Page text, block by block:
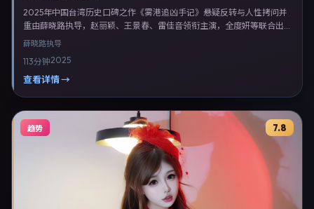
2025年中国台湾历史口碑之作《雾港追凶手记》悬疑反转与人性拷问并
重由薛晓路执导，赵丽颖、王景春、雷佳音领衔主演，全度妍等联合出
演。剧情以历史类型为主线，融合中国台湾本土叙事与人物弧光，适合检
22日完成中国台湾摄制与后期，同年季度档期内全渠道上线与二轮放
映。影片在节奏、摄影与配乐上强调沉浸体验，可作为片单推荐、影评长
薛晓路执导
113分钟2025
查看详情 →
趋势 7.8